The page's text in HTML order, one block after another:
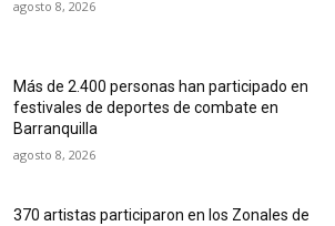
agosto 8, 2026
Más de 2.400 personas han participado en
festivales de deportes de combate en
Barranquilla
agosto 8, 2026
370 artistas participaron en los Zonales de